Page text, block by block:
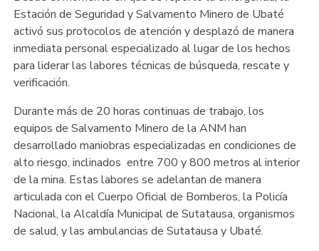
Estación de Seguridad y Salvamento Minero de Ubaté
activó sus protocolos de atención y desplazó de manera
inmediata personal especializado al lugar de los hechos
para liderar las labores técnicas de búsqueda, rescate y
verificación.
Durante más de 20 horas continuas de trabajo, los
equipos de Salvamento Minero de la ANM han
desarrollado maniobras especializadas en condiciones de
alto riesgo, inclinados entre 700 y 800 metros al interior
de la mina. Estas labores se adelantan de manera
articulada con el Cuerpo Oficial de Bomberos, la Policía
Nacional, la Alcaldía Municipal de Sutatausa, organismos
de salud, y las ambulancias de Sutatausa y Ubaté.